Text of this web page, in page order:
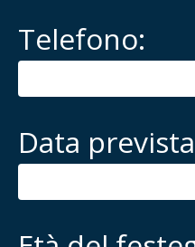
Telefono:
Data